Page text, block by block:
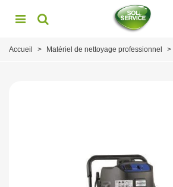
Accueil > Matériel de nettoyage professionnel >